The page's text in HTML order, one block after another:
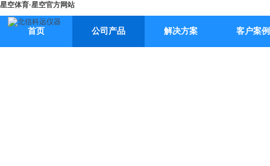
星空体育·星空官方网站
首页 公司产品 解决方案 客户案例